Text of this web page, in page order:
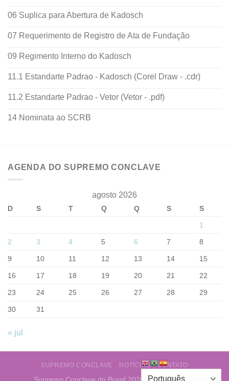
06 Suplica para Abertura de Kadosch
07 Requerimento de Registro de Ata de Fundação
09 Regimento Interno do Kadosch
11.1 Estandarte Padrao - Kadosch (Corel Draw - .cdr)
11.2 Estandarte Padrao - Vetor (Vetor - .pdf)
14 Nominata ao SCRB
AGENDA DO SUPREMO CONCLAVE
agosto 2026
D S T Q Q S
S
1
2 3 4 5 6 7 8
9 10 11 12 13 14 15
16 17 18 19 20 21 22
23 24 25 26 27 28 29
30 31
« jul
SUPREMO CONCLAVE NOTÍCIAS CONTATO